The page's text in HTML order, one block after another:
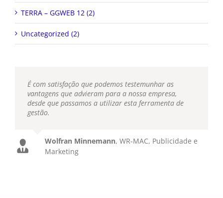
TERRA – GGWEB 12 (2)
Uncategorized (2)
É com satisfação que podemos testemunhar as
vantagens que advieram para a nossa empresa,
desde que passamos a utilizar esta ferramenta de
gestão.
Wolfran Minnemann, WR-MAC, Publicidade e
Marketing